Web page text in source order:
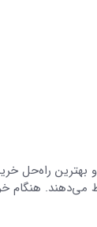
بهترین راه‌حل
می‌دهند. هنگام